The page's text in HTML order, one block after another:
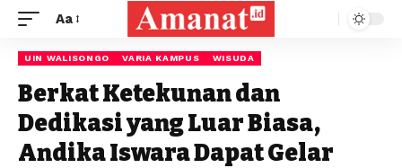
Aa
UIN WALISONGO VARIA KAMPUS WISUDA
Berkat Ketekunan dan
Dedikasi yang Luar Biasa,
Andika Iswara Dapat Gelar